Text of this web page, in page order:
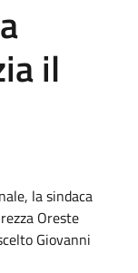
il
la sindaca
Oreste
Giovanni